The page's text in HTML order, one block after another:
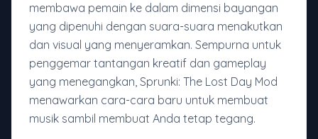
membawa pemain ke dalam dimensi bayangan
yang dipenuhi dengan suara-suara menakutkan
dan visual yang menyeramkan. Sempurna untuk
penggemar tantangan kreatif dan gameplay
yang menegangkan, Sprunki: The Lost Day Mod
menawarkan cara-cara baru untuk membuat
musik sambil membuat Anda tetap tegang.